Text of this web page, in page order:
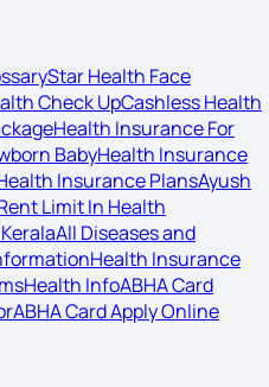
Star Health Face
Check UpCashless Health
Health Insurance For
BabyHealth Insurance
Insurance PlansAyush
Limit In Health
All Diseases and
Health Insurance
Health InfoABHA Card
ABHA Card Apply Online